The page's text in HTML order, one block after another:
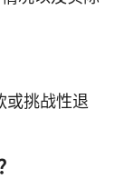
或挑战性退